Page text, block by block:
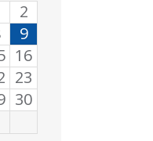
2
9
16
23
30